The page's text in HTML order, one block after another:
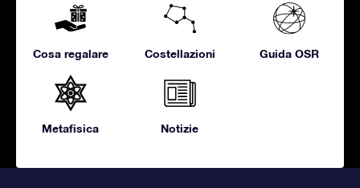
Cosa regalare Costellazioni Guida OSR
Metafisica Notizie